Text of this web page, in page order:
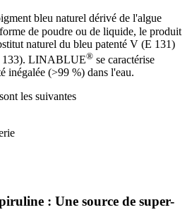
bleu naturel dérivé de l'algue
de poudre ou de liquide, le produit
naturel du bleu patenté V (E 131)
133). LINABLUE® se caractérise
inégalée (>99 %) dans l'eau.
les suivantes
: Une source de super-